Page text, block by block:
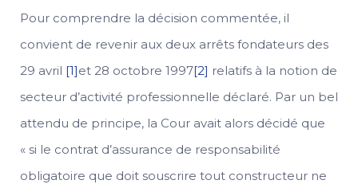
Pour comprendre la décision commentée, il
convient de revenir aux deux arrêts fondateurs des
29 avril [1]et 28 octobre 1997[2] relatifs à la notion de
secteur d’activité professionnelle déclaré. Par un bel
attendu de principe, la Cour avait alors décidé que
« si le contrat d’assurance de responsabilité
obligatoire que doit souscrire tout constructeur ne